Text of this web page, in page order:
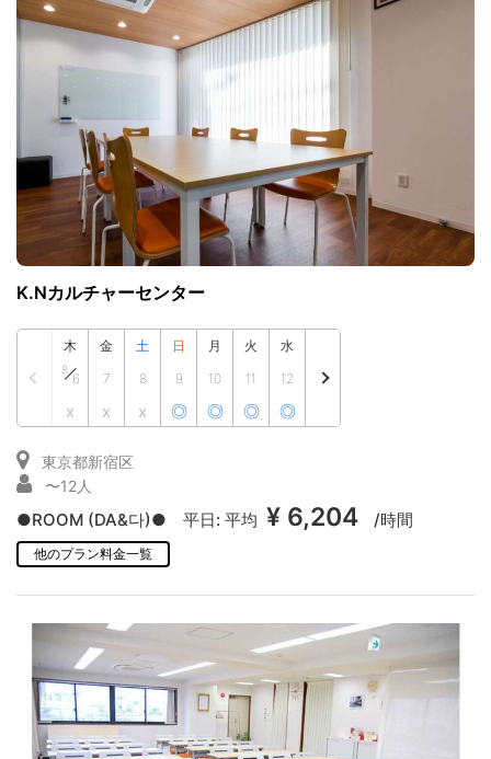
K.Nカルチャーセンター
木
8
6
x
金
7
x
土
8
x
日
9
◎
月
10
◎
火
11
◎
水
12
◎
東京都新宿区
〜12人
●ROOM (DA&다)● 平日: 平均 ¥ 6,204 /時間
他のプラン料金一覧